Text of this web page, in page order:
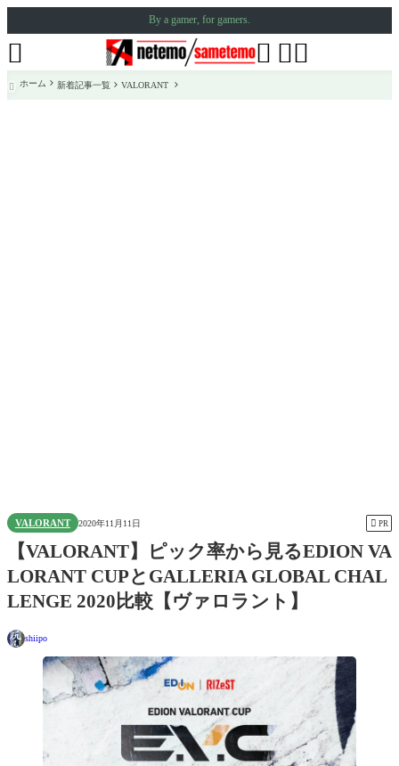
By a gamer, for gamers.
 

 ホーム 新着記事一覧 VALORANT
VALORANT 2020年11月11日  PR
【VALORANT】ピック率から見るEDION VA
LORANT CUPとGALLERIA GLOBAL CHAL
LENGE 2020比較【ヴァロラント】
shiipo